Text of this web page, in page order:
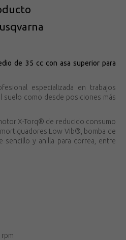
de 35 cc con asa superior para
especializada en trabajos
suelo como desde posiciones más
X-Torq® de reducido consumo
Low Vib®, bomba de
sencillo y anilla para correa, entre